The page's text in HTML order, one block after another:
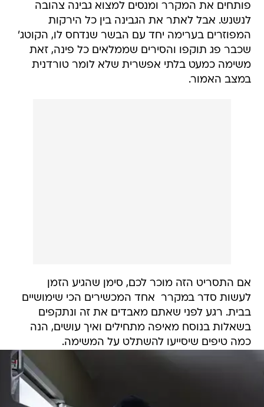
פותחים את המקרר ומנסים למצוא גבינה צהובה
לנשנש. אבל לאתר את הגבינה בין כל הירקות
המפוזרים בערימה יחד עם הבשר שנדחס לו, הקוטג'
שכבר פג תוקפו והסירים שממלאים כל פינה, זאת
משימה כמעט בלתי אפשרית שלא לומר טורדנית
במצב האמור.
אם התסריט הזה מוכר לכם, סימן שהגיע הזמן
לעשות סדר במקרר  אחד המכשירים הכי שימושיים
בבית. רגע לפני שאתם מאבדים את זה ונתקפים
בשאלות בנוסח מאיפה מתחילים ואיך עושים, הנה
כמה טיפים שיסייעו להשתלט על המשימה.